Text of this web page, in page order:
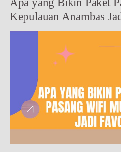
Apa yang Bikin Paket
Kepulauan Anambas